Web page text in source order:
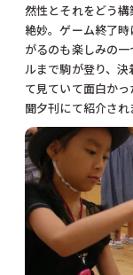
然性とそれをどう
絶妙。ゲーム終了
がるのも楽しみの
ルまで駒が登り、
て見ていて面白か
聞夕刊にて紹介され